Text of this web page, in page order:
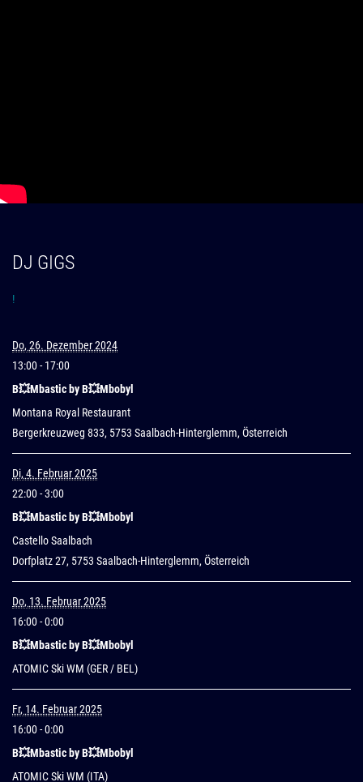
DJ GIGS
!
Do, 26. Dezember 2024
13:00- 17:00
B💥Mbastic by B💥Mbobyl
Montana Royal Restaurant
Bergerkreuzweg 833, 5753 Saalbach-Hinterglemm, Österreich
Di, 4. Februar 2025
22:00- 3:00
B💥Mbastic by B💥Mbobyl
Castello Saalbach
Dorfplatz 27, 5753 Saalbach-Hinterglemm, Österreich
Do, 13. Februar 2025
16:00- 0:00
B💥Mbastic by B💥Mbobyl
ATOMIC Ski WM (GER / BEL)
Fr, 14. Februar 2025
16:00- 0:00
B💥Mbastic by B💥Mbobyl
ATOMIC Ski WM (ITA)